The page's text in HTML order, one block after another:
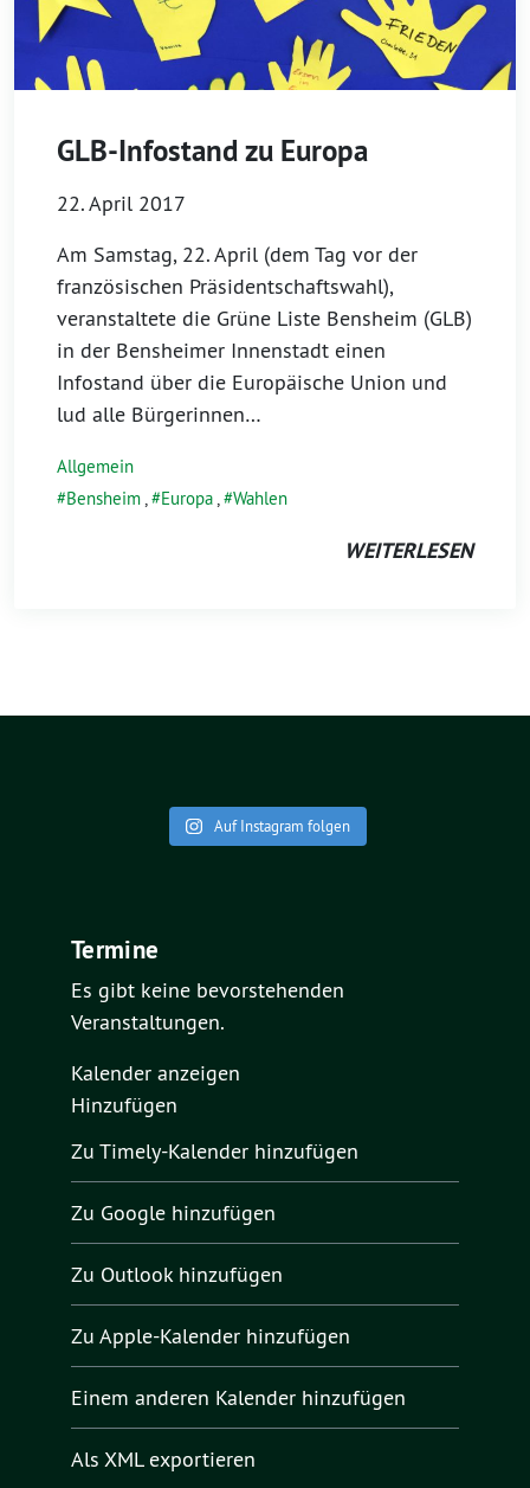
GLB-Infostand zu Europa
22. April 2017
Am Samstag, 22. April (dem Tag vor der
französischen Präsidentschaftswahl),
veranstaltete die Grüne Liste Bensheim (GLB)
in der Bensheimer Innenstadt einen
Infostand über die Europäische Union und
lud alle Bürgerinnen…
Allgemein
Bensheim, Europa, Wahlen
WEITERLESEN
Auf Instagram folgen
Termine
Es gibt keine bevorstehenden
Veranstaltungen.
Kalender anzeigen
Hinzufügen
Zu Timely-Kalender hinzufügen
Zu Google hinzufügen
Zu Outlook hinzufügen
Zu Apple-Kalender hinzufügen
Einem anderen Kalender hinzufügen
Als XML exportieren